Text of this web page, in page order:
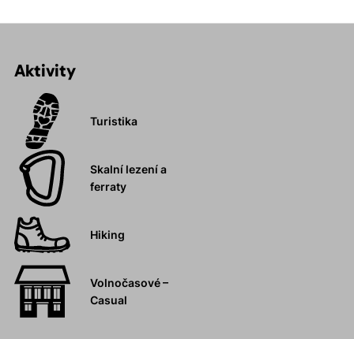
Aktivity
Turistika
Skalní lezení a
ferraty
Hiking
Volnočasové –
Casual